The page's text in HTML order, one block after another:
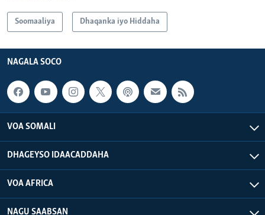
Soomaaliya Dhaqanka iyo Hiddaha
NAGALA SOCO
VOA SOMALI
DHAGEYSO IDAACADDAHA
VOA AFRICA
NAGU SAABSAN